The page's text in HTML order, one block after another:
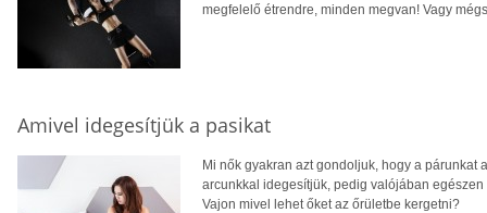
megfelelő étrendre, minden megvan! Vagy
Amivel idegesítjük a pasikat
Mi nők gyakran azt gondoljuk, hogy a
arcunkkal idegesítjük, pedig valójában
Vajon mivel lehet őket az őrületbe kergetni?